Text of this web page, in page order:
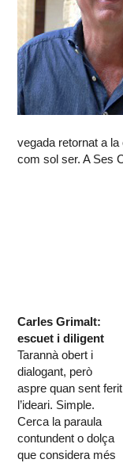
vegada retornat a
com sol ser. A Ses
Carles Grimalt:
escuet i diligent
Tarannà obert i
dialogant, però
aspre quan sent ferit
l’ideari. Simple.
Cerca la paraula
contundent o dolça
que considera més